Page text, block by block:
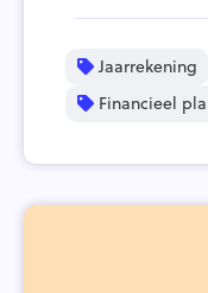
Jaarrekening
Financieel